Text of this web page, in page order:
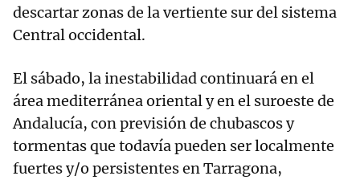
descartar zonas de la vertiente sur del sistema
Central occidental.
El sábado, la inestabilidad continuará en el
área mediterránea oriental y en el suroeste de
Andalucía, con previsión de chubascos y
tormentas que todavía pueden ser localmente
fuertes y/o persistentes en Tarragona,